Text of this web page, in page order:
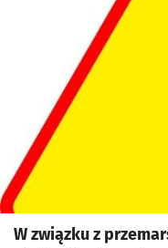
W związku z